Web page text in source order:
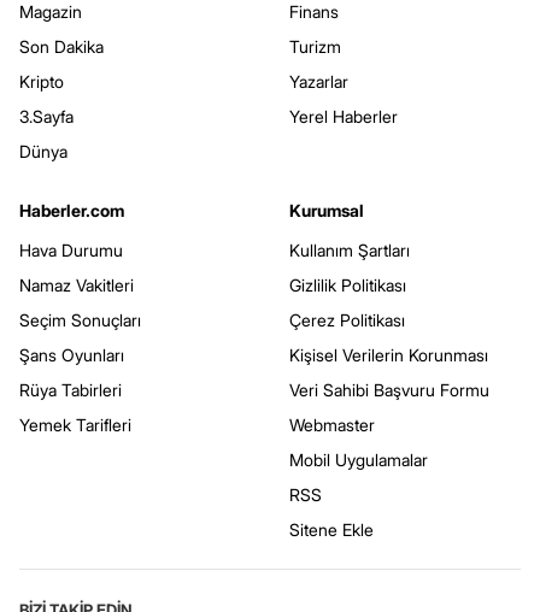
Magazin
Son Dakika
Kripto
3.Sayfa
Dünya
Finans
Turizm
Yazarlar
Yerel Haberler
Haberler.com
Hava Durumu
Namaz Vakitleri
Seçim Sonuçları
Şans Oyunları
Rüya Tabirleri
Yemek Tarifleri
Kurumsal
Kullanım Şartları
Gizlilik Politikası
Çerez Politikası
Kişisel Verilerin Korunması
Veri Sahibi Başvuru Formu
Webmaster
Mobil Uygulamalar
RSS
Sitene Ekle